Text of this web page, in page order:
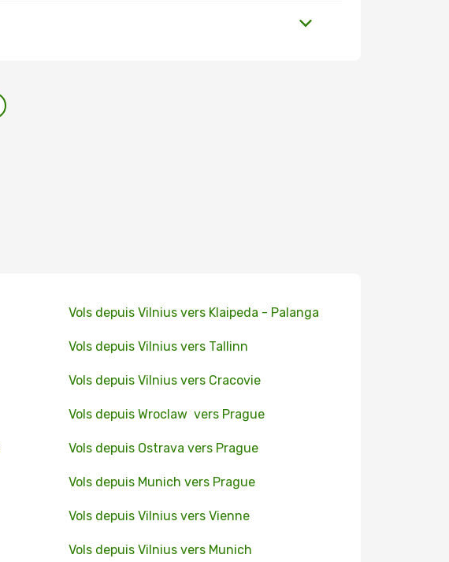
Vols depuis Vilnius vers Klaipeda - Palanga
Vols depuis Vilnius vers Tallinn
Vols depuis Vilnius vers Cracovie
Vols depuis Wroclaw vers Prague
Vols depuis Ostrava vers Prague
Vols depuis Munich vers Prague
Vols depuis Vilnius vers Vienne
Vols depuis Vilnius vers Munich